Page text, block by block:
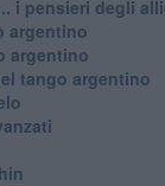
i pensieri degli
argentino
argentino
tango argentino